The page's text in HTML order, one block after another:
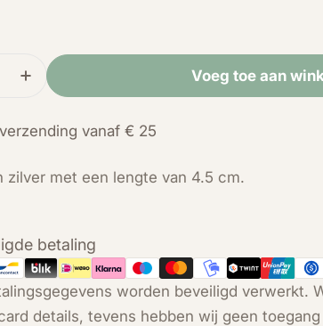
1 in modal
de hoeveelheid voor Zilveren
Verhoog de hoeveelheid voor
Voeg toe aan
vanaf € 25
zilver met een lengte van 4.5 cm.
betaling
worden beveiligd verwerkt.
details, tevens hebben wij geen